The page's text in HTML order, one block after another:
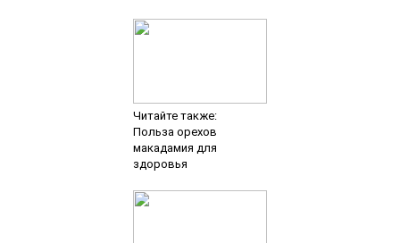
Читайте также:
Польза орехов
макадамия для
здоровья